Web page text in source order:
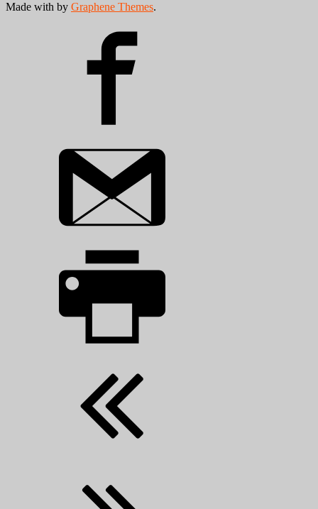
Made with by Graphene Themes.